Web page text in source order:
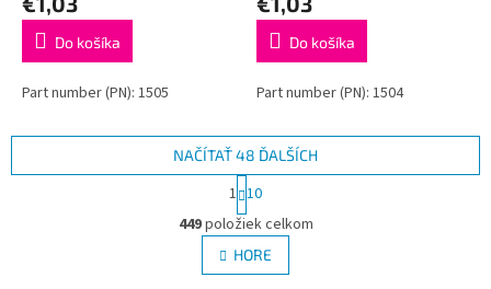
Do košíka
Part number (PN): 1505
Do košíka
Part number (PN): 1504
O
v
l
á
NAČÍTAŤ 48 ĎALŠÍCH
S
t
r
á
n
k
1 10
449položiek celkom
HORE